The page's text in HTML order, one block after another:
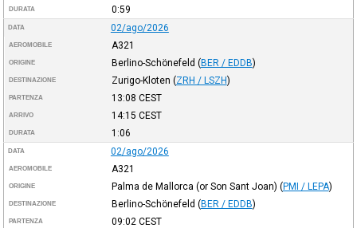
DURATA 0:59
DATA 02/ago/2026
AEROMOBILE A321
ORIGINE Berlino-Schönefeld (BER / EDDB)
DESTINAZIONE Zurigo-Kloten (ZRH / LSZH)
PARTENZA 13:08 CEST
ARRIVO 14:15 CEST
DURATA 1:06
DATA 02/ago/2026
AEROMOBILE A321
ORIGINE Palma de Mallorca (or Son Sant Joan) (PMI / LEPA)
DESTINAZIONE Berlino-Schönefeld (BER / EDDB)
PARTENZA 09:02 CEST